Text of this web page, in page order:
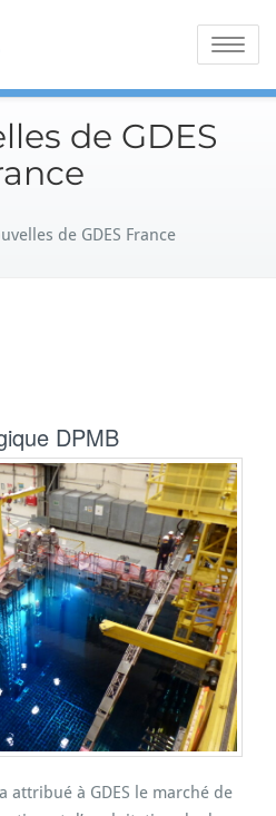
Toggle
de GDES
de GDES France